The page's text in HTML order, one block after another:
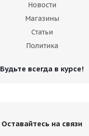
Новости
Магазины
Статьи
Политика
Будьте всегда в курсе!
Оставайтесь на связи